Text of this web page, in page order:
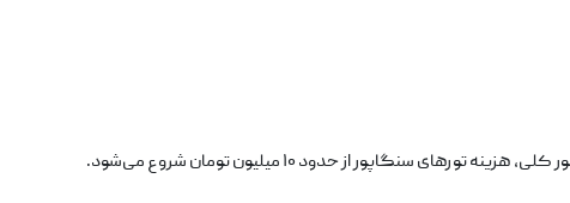
سنگاپور از حدود ۱۰ میلیون تومان شروع می‌شود.